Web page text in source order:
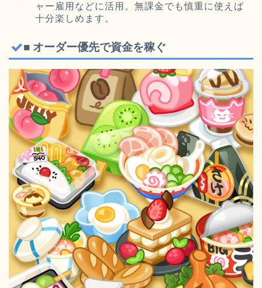
ャー雇用などに活用。無課金でも慎重に使えば
十分楽しめます。
■ オーダー優先で資金を稼ぐ